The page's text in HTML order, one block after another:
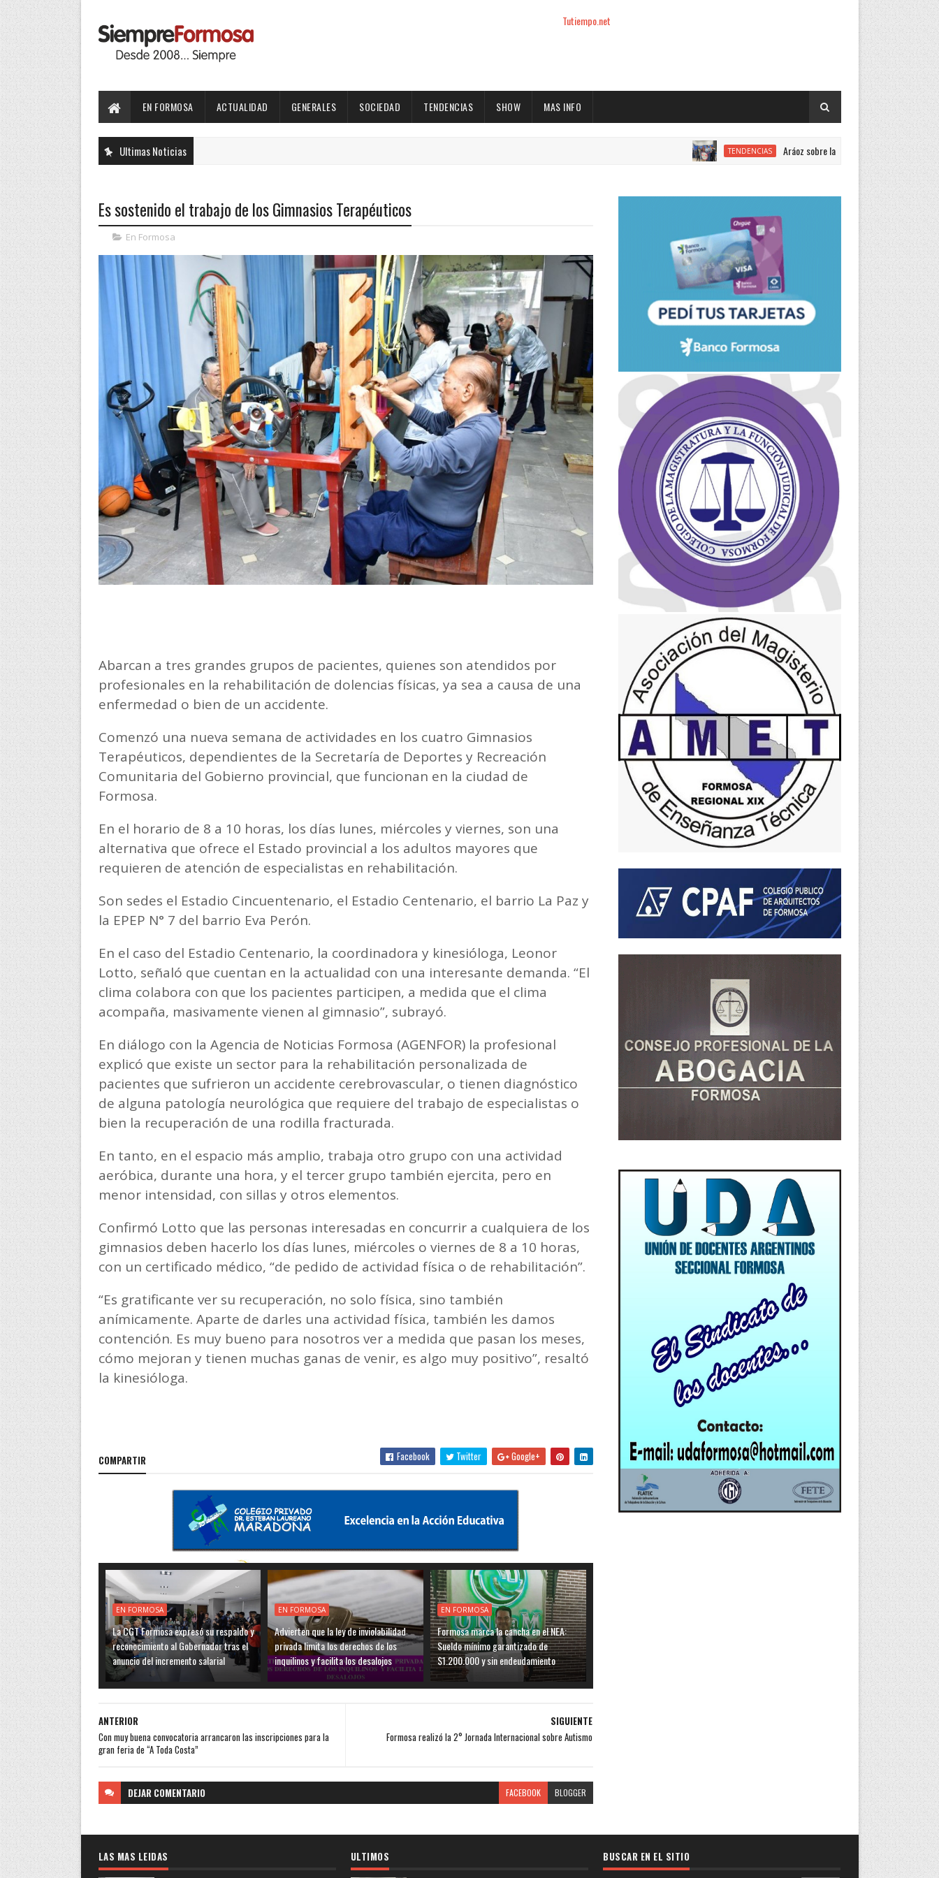
Tutiempo.net
EN FORMOSA ACTUALIDAD GENERALES SOCIEDAD TENDENCIAS SHOW MAS INFO
Ultimas Noticias TENDENCIAS Aráoz sobre la Feria de Ciencias: “Año a año
Es sostenido el trabajo de los Gimnasios Terapéuticos
En Formosa
Abarcan a tres grandes grupos de pacientes, quienes son atendidos por
profesionales en la rehabilitación de dolencias físicas, ya sea a causa de una
enfermedad o bien de un accidente.
Comenzó una nueva semana de actividades en los cuatro Gimnasios
Terapéuticos, dependientes de la Secretaría de Deportes y Recreación
Comunitaria del Gobierno provincial, que funcionan en la ciudad de
Formosa.
En el horario de 8 a 10 horas, los días lunes, miércoles y viernes, son una
alternativa que ofrece el Estado provincial a los adultos mayores que
requieren de atención de especialistas en rehabilitación.
Son sedes el Estadio Cincuentenario, el Estadio Centenario, el barrio La Paz y
la EPEP N° 7 del barrio Eva Perón.
En el caso del Estadio Centenario, la coordinadora y kinesióloga, Leonor
Lotto, señaló que cuentan en la actualidad con una interesante demanda. “El
clima colabora con que los pacientes participen, a medida que el clima
acompaña, masivamente vienen al gimnasio”, subrayó.
En diálogo con la Agencia de Noticias Formosa (AGENFOR) la profesional
explicó que existe un sector para la rehabilitación personalizada de
pacientes que sufrieron un accidente cerebrovascular, o tienen diagnóstico
de alguna patología neurológica que requiere del trabajo de especialistas o
bien la recuperación de una rodilla fracturada.
En tanto, en el espacio más amplio, trabaja otro grupo con una actividad
aeróbica, durante una hora, y el tercer grupo también ejercita, pero en
menor intensidad, con sillas y otros elementos.
Confirmó Lotto que las personas interesadas en concurrir a cualquiera de los
gimnasios deben hacerlo los días lunes, miércoles o viernes de 8 a 10 horas,
con un certificado médico, “de pedido de actividad física o de rehabilitación”.
“Es gratificante ver su recuperación, no solo física, sino también
anímicamente. Aparte de darles una actividad física, también les damos
contención. Es muy bueno para nosotros ver a medida que pasan los meses,
cómo mejoran y tienen muchas ganas de venir, es algo muy positivo”, resaltó
la kinesióloga.
COMPARTIR Facebook Twitter Google+
EN FORMOSA
La CGT Formosa expresó su respaldo y
reconocimiento al Gobernador tras el
anuncio del incremento salarial
EN FORMOSA
Advierten que la ley de inviolabilidad
privada limita los derechos de los
inquilinos y facilita los desalojos
EN FORMOSA
Formosa marca la cancha en el NEA:
Sueldo mínimo garantizado de
$1.200.000 y sin endeudamiento
SIGUIENTE
Formosa realizó la 2° Jornada Internacional sobre Autismo
ANTERIOR
Con muy buena convocatoria arrancaron las inscripciones para la
gran feria de “A Toda Costa”
DEJAR COMENTARIO FACEBOOK BLOGGER
LAS MAS LEIDAS
ULTIMOS
BUSCAR EN EL SITIO